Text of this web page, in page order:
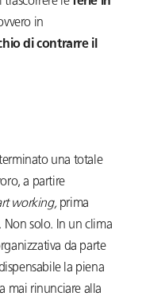
in
di contrarre il
una totale
a partire
working,prima
Non solo. In un clima
da parte
la piena
mai rinunciare alla